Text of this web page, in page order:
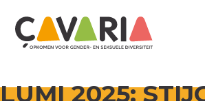
naar
LUMI 2025: